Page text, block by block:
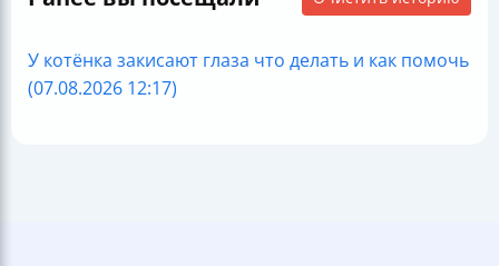
У котёнка закисают глаза что делать и как помочь
(07.08.2026 12:17)